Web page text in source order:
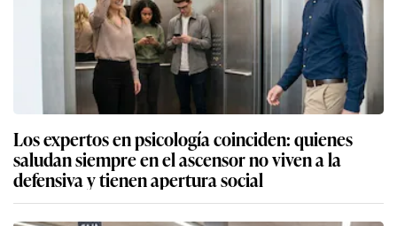
Los expertos en psicología coinciden: quienes
saludan siempre en el ascensor no viven a la
defensiva y tienen apertura social